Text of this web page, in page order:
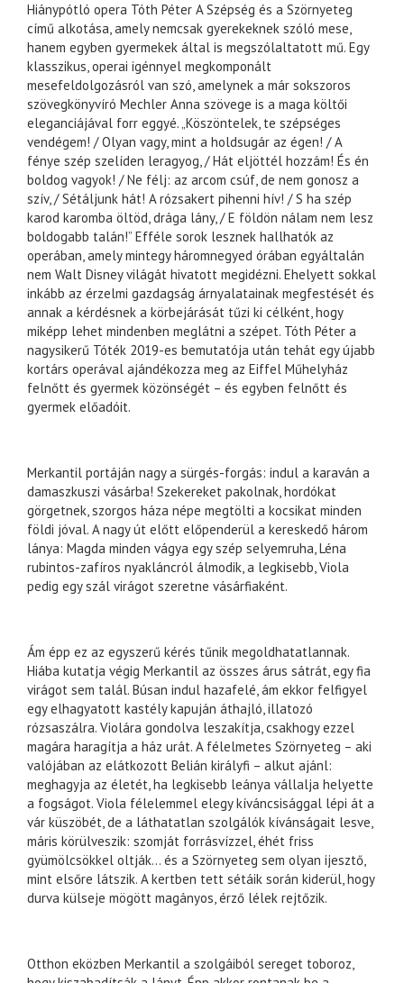
Hiánypótló opera Tóth Péter A Szépség és a Szörnyeteg
című alkotása, amely nemcsak gyerekeknek szóló mese,
hanem egyben gyermekek által is megszólaltatott mű. Egy
klasszikus, operai igénnyel megkomponált
mesefeldolgozásról van szó, amelynek a már sokszoros
szövegkönyvíró Mechler Anna szövege is a maga költői
eleganciájával forr eggyé. „Köszöntelek, te szépséges
vendégem! / Olyan vagy, mint a holdsugár az égen! / A
fénye szép szelíden leragyog, / Hát eljöttél hozzám! És én
boldog vagyok! / Ne félj: az arcom csúf, de nem gonosz a
szív, / Sétáljunk hát! A rózsakert pihenni hív! / S ha szép
karod karomba öltöd, drága lány, / E földön nálam nem lesz
boldogabb talán!” Efféle sorok lesznek hallhatók az
operában, amely mintegy háromnegyed órában egyáltalán
nem Walt Disney világát hivatott megidézni. Ehelyett sokkal
inkább az érzelmi gazdagság árnyalatainak megfestését és
annak a kérdésnek a körbejárását tűzi ki célként, hogy
miképp lehet mindenben meglátni a szépet. Tóth Péter a
nagysikerű Tóték 2019-es bemutatója után tehát egy újabb
kortárs operával ajándékozza meg az Eiffel Műhelyház
felnőtt és gyermek közönségét – és egyben felnőtt és
gyermek előadóit.
Merkantil portáján nagy a sürgés-forgás: indul a karaván a
damaszkuszi vásárba! Szekereket pakolnak, hordókat
görgetnek, szorgos háza népe megtölti a kocsikat minden
földi jóval. A nagy út előtt előpenderül a kereskedő három
lánya: Magda minden vágya egy szép selyemruha, Léna
rubintos-zafíros nyakláncról álmodik, a legkisebb, Viola
pedig egy szál virágot szeretne vásárfiaként.
Ám épp ez az egyszerű kérés tűnik megoldhatatlannak.
Hiába kutatja végig Merkantil az összes árus sátrát, egy fia
virágot sem talál. Búsan indul hazafelé, ám ekkor felfigyel
egy elhagyatott kastély kapuján áthajló, illatozó
rózsaszálra. Violára gondolva leszakítja, csakhogy ezzel
magára haragítja a ház urát. A félelmetes Szörnyeteg – aki
valójában az elátkozott Belián királyfi – alkut ajánl:
meghagyja az életét, ha legkisebb leánya vállalja helyette
a fogságot. Viola félelemmel elegy kíváncsisággal lépi át a
vár küszöbét, de a láthatatlan szolgálók kívánságait lesve,
máris körülveszik: szomját forrásvízzel, éhét friss
gyümölcsökkel oltják… és a Szörnyeteg sem olyan ijesztő,
mint elsőre látszik. A kertben tett sétáik során kiderül, hogy
durva külseje mögött magányos, érző lélek rejtőzik.
Otthon eközben Merkantil a szolgáiból sereget toboroz,